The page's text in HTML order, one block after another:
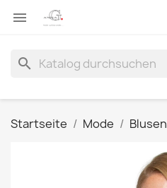

search
Startseite Mode Blusen